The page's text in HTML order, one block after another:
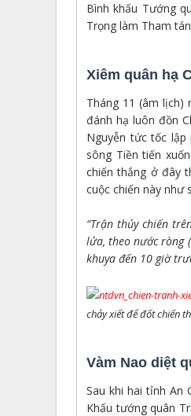
Bình khấu Tướng
Trọng làm Tham
Xiêm quân hạ
Tháng 11 (âm lịch)
đánh hạ luôn đồn
Nguyễn tức tốc
sông Tiền tiến
chiến thắng ở đây
cuộc chiến này như
“Trận thủy chiến
lửa, theo nước ròng
khuya đến 10 giờ
chảy xiết để đốt chiến
Vàm Nao diệt
Sau khi hai tỉnh An
Khấu tướng quân